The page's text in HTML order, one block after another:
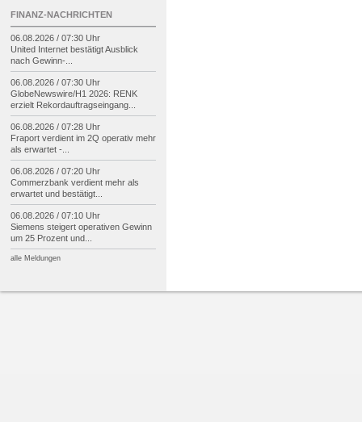
FINANZ-NACHRICHTEN
06.08.2026 / 07:30 Uhr
United Internet bestätigt Ausblick
nach Gewinn-
06.08.2026 / 07:30 Uhr
GlobeNewswire/H1 2026: RENK
erzielt Rekordauftragseingang...
06.08.2026 / 07:28 Uhr
Fraport verdient im 2Q operativ mehr
als erwartet -
06.08.2026 / 07:20 Uhr
Commerzbank verdient mehr als
erwartet und bestätigt...
06.08.2026 / 07:10 Uhr
Siemens steigert operativen Gewinn
um 25 Prozent und...
alle Meldungen